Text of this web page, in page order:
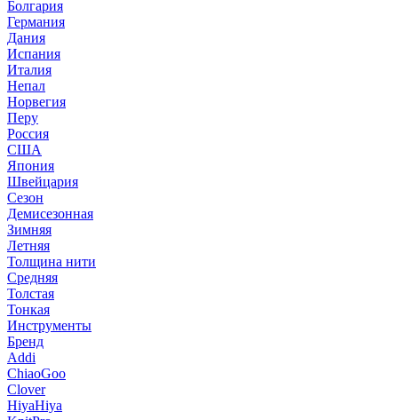
Болгария
Германия
Дания
Испания
Италия
Непал
Норвегия
Перу
Россия
США
Япония
Швейцария
Сезон
Демисезонная
Зимняя
Летняя
Толщина нити
Средняя
Толстая
Тонкая
Инструменты
Бренд
Addi
ChiaoGoo
Clover
HiyaHiya